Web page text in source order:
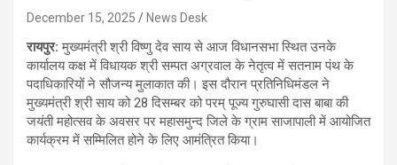
December 15, 2025 News Desk
रायपुर:मुख्यमंत्री श्री विष्णु देव साय से आज विधानसभा स्थित उनके
कार्यालय कक्ष में विधायक श्री सम्पत अग्रवाल के नेतृत्व में सतनाम पंथ के
पदाधिकारियों ने सौजन्य मुलाकात की। इस दौरान प्रतिनिधिमंडल ने
मुख्यमंत्री श्री साय को 28 दिसम्बर को परम् पूज्य गुरुघासी दास बाबा की
जयंती महोत्सव के अवसर पर महासमुन्द जिले के ग्राम साजापाली में आयोजित
कार्यक्रम में सम्मिलित होने के लिए आमंत्रित किया।